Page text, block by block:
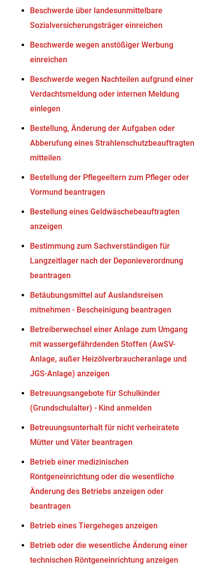
Beschwerde über landesunmittelbare
Sozialversicherungsträger einreichen
Beschwerde wegen anstößiger Werbung
einreichen
Beschwerde wegen Nachteilen aufgrund einer
Verdachtsmeldung oder internen Meldung
einlegen
Bestellung, Änderung der Aufgaben oder
Abberufung eines Strahlenschutzbeauftragten
mitteilen
Bestellung der Pflegeeltern zum Pfleger oder
Vormund beantragen
Bestellung eines Geldwäschebeauftragten
anzeigen
Bestimmung zum Sachverständigen für
Langzeitlager nach der Deponieverordnung
beantragen
Betäubungsmittel auf Auslandsreisen
mitnehmen - Bescheinigung beantragen
Betreiberwechsel einer Anlage zum Umgang
mit wassergefährdenden Stoffen (AwSV-
Anlage, außer Heizölverbraucheranlage und
JGS-Anlage) anzeigen
Betreuungsangebote für Schulkinder
(Grundschulalter) - Kind anmelden
Betreuungsunterhalt für nicht verheiratete
Mütter und Väter beantragen
Betrieb einer medizinischen
Röntgeneinrichtung oder die wesentliche
Änderung des Betriebs anzeigen oder
beantragen
Betrieb eines Tiergeheges anzeigen
Betrieb oder die wesentliche Änderung einer
technischen Röntgeneinrichtung anzeigen